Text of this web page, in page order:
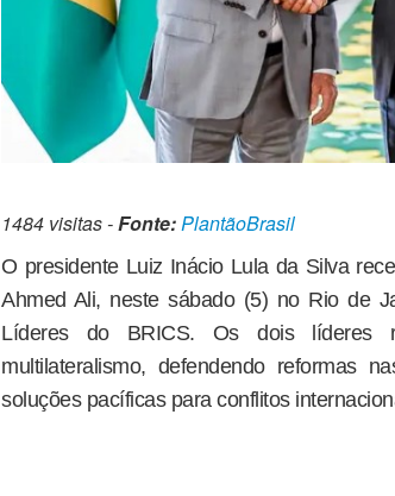
1484 visitas -Fonte:PlantãoBrasil
O presidente Luiz Inácio Lula da Silva
Ahmed Ali, neste sábado (5) no Rio de
Líderes do BRICS. Os dois líderes
multilateralismo, defendendo reformas
soluções pacíficas para conflitos